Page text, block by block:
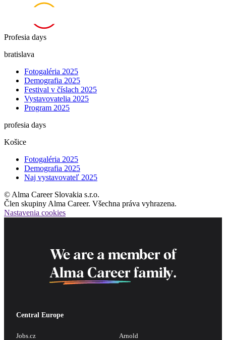
Profesia days
bratislava
Fotogaléria 2025
Demografia 2025
Festival v číslach 2025
Vystavovatelia 2025
Program 2025
profesia days
Košice
Fotogaléria 2025
Demografia 2025
Naj vystavovateľ 2025
© Alma Career Slovakia s.r.o.
Člen skupiny Alma Career. Všechna práva vyhrazena.
Nastavenia cookies
We are a member of
Alma Career family.
Central Europe
Jobs.cz
Arnold